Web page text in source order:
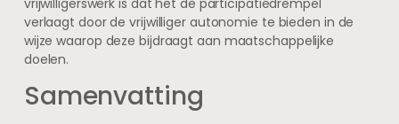
verlaagt door de vrijwilliger autonomie te bieden in de
wijze waarop deze bijdraagt aan maatschappelijke
doelen.
Samenvatting